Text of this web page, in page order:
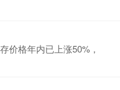
价格年内已上涨50%，